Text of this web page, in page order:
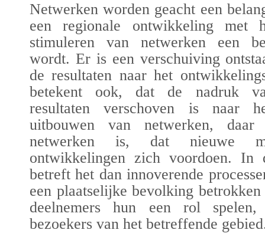
Netwerken worden geacht een
een regionale ontwikkeling met
stimuleren van netwerken een
wordt. Er is een verschuiving
de resultaten naar het
betekent ook, dat de nadruk
resultaten verschoven is naar
uitbouwen van netwerken,
netwerken is, dat nieuwe
ontwikkelingen zich voordoen. In
betreft het dan innoverende
een plaatselijke bevolking
deelnemers hun een rol spelen,
bezoekers van het betreffende